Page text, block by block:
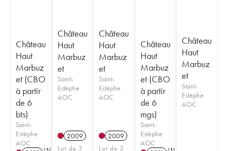
Château
Haut
Marbuz
et (CBO
à partir
de 6
bts)
Saint-
Estèphe
AOC
Château
Haut
Marbuz
et
Saint-
Estèphe
AOC
2009
Lot de 3
Château
Haut
Marbuz
et
Saint-
Estèphe
AOC
2009
Lot de 3
Château
Haut
Marbuz
et (CBO
à partir
de 6
mgs)
Saint-
Estèphe
AOC
Château
Haut
Marbuz
et
Saint-
Estèphe
AOC